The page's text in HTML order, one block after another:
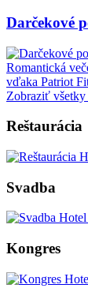
Darčekové
Romantická
vďaka Patriot
Zobraziť
Reštaurácia
Svadba
Kongres